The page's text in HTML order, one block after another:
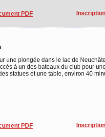
PDF
une plongée dans le lac de
à un des bateaux du club pour
statues et une table, environ 40
PDF